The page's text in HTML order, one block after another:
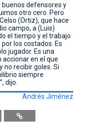
buenos defensores y
otro cero. Pero
(Ortiz), que hace
campo, a (Luis)
el tiempo y el trabajo
los costados. Es
jugador. Es una
accionar en el que
no recibir goles. Si
siempre
dijo.
Andrés Jiménez